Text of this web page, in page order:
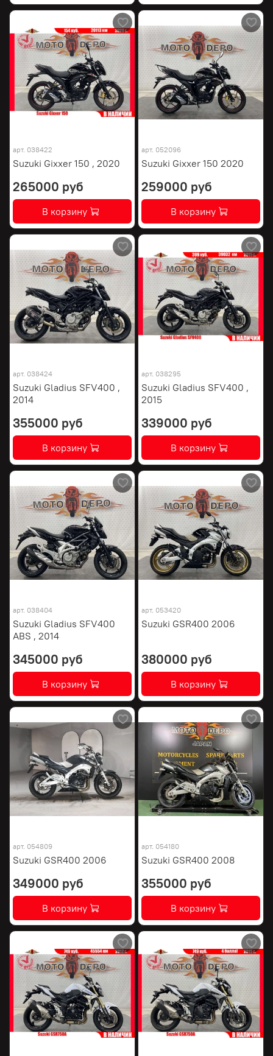
арт. 038422
Suzuki Gixxer 150 , 2020
265000 руб
В корзину
арт. 052096
Suzuki Gixxer 150 2020
259000 руб
В корзину
арт. 038424
Suzuki Gladius SFV400 ,
2014
355000 руб
В корзину
арт. 038295
Suzuki Gladius SFV400 ,
2015
339000 руб
В корзину
арт. 038404
Suzuki Gladius SFV400
ABS , 2014
345000 руб
В корзину
арт. 053420
Suzuki GSR400 2006
380000 руб
В корзину
арт. 054809
Suzuki GSR400 2006
349000 руб
В корзину
арт. 054180
Suzuki GSR400 2008
355000 руб
В корзину